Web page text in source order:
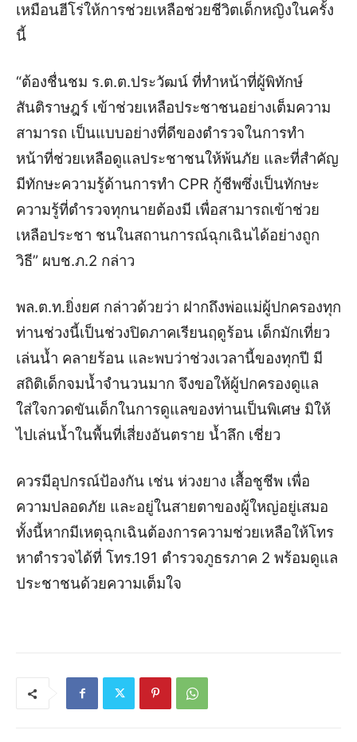
เหมือนฮีโร่ให้การช่วยเหลือช่วยชีวิตเด็กหญิงในครั้ง
นี้
“ต้องชื่นชม ร.ต.ต.ประวัฒน์ ที่ทำหน้าที่ผู้พิทักษ์
สันติราษฎร์ เข้าช่วยเหลือประชาชนอย่างเต็มความ
สามารถ เป็นแบบอย่างที่ดีของตำรวจในการทำ
หน้าที่ช่วยเหลือดูแลประชาชนให้พ้นภัย และที่สำคัญ
มีทักษะความรู้ด้านการทำ CPR กู้ชีพซึ่งเป็นทักษะ
ความรู้ที่ตำรวจทุกนายต้องมี เพื่อสามารถเข้าช่วย
เหลือประชา ชนในสถานการณ์ฉุกเฉินได้อย่างถูก
วิธี” ผบช.ภ.2 กล่าว
พล.ต.ท.ยิ่งยศ กล่าวด้วยว่า ฝากถึงพ่อแม่ผู้ปกครองทุก
ท่านช่วงนี้เป็นช่วงปิดภาคเรียนฤดูร้อน เด็กมักเที่ยว
เล่นน้ำ คลายร้อน และพบว่าช่วงเวลานี้ของทุกปี มี
สถิติเด็กจมน้ำจำนวนมาก จึงขอให้ผู้ปกครองดูแล
ใส่ใจกวดขันเด็กในการดูแลของท่านเป็นพิเศษ มิให้
ไปเล่นน้ำในพื้นที่เสี่ยงอันตราย น้ำลึก เชี่ยว
ควรมีอุปกรณ์ป้องกัน เช่น ห่วงยาง เสื้อชูชีพ เพื่อ
ความปลอดภัย และอยู่ในสายตาของผู้ใหญ่อยู่เสมอ
ทั้งนี้หากมีเหตุฉุกเฉินต้องการความช่วยเหลือให้โทร
หาตำรวจได้ที่ โทร.191 ตำรวจภูธรภาค 2 พร้อมดูแล
ประชาชนด้วยความเต็มใจ